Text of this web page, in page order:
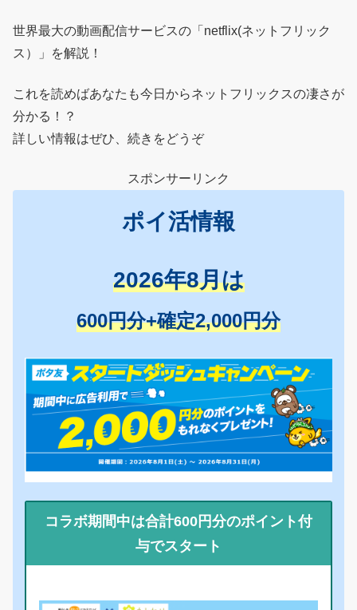
世界最大の動画配信サービスの「netflix(ネットフリック
ス）」を解説！
これを読めばあなたも今日からネットフリックスの凄さが
分かる！？
詳しい情報はぜひ、続きをどうぞ
スポンサーリンク
ポイ活情報
2026年8月は
600円分+確定2,000円分
コラボ期間中は合計600円分のポイント付
与でスタート